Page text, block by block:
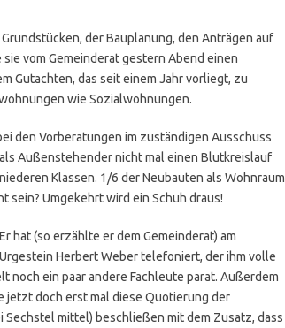
der Bauplanung, den Anträgen auf
vom Gemeinderat gestern Abend einen
Gutachten, das seit einem Jahr vorliegt, zu
wie Sozialwohnungen.
den Vorberatungen im zuständigen Ausschuss
Außenstehender nicht mal einen Blutkreislauf
Klassen. 1/6 der Neubauten als Wohnraum
sein? Umgekehrt wird ein Schuh draus!
hat (so erzählte er dem Gemeinderat) am
Herbert Weber telefoniert, der ihm volle
ein paar andere Fachleute parat. Außerdem
jetzt doch erst mal diese Quotierung der
mittel) beschließen mit dem Zusatz, dass